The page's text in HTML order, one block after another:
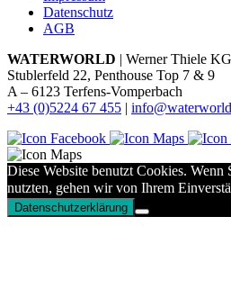
Datenschutz
AGB
WATERWORLD | Werner Thiele KG
Stublerfeld 22, Penthouse Top 7 & 9
A – 6123 Terfens-Vomperbach
+43 (0)5224 67 455 |
Diese Website benutzt Cookies. Wenn
nutzten, gehen wir von Ihrem
Datenschutzerklärung